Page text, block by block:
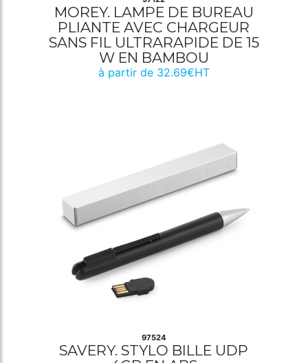
MOREY. LAMPE DE BUREAU
PLIANTE AVEC CHARGEUR
SANS FIL ULTRARAPIDE DE 15
W EN BAMBOU
à partir de 32.69€HT
97524
SAVERY. STYLO BILLE UDP